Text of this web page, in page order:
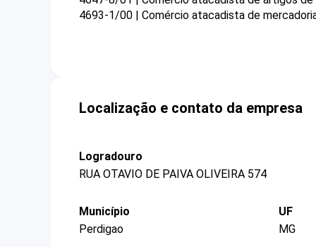
4693-1/00 | Comércio atacadista de
Localização e contato da empresa
Logradouro
RUA OTAVIO DE PAIVA OLIVEIRA 574
Município
Perdigao
UF
MG